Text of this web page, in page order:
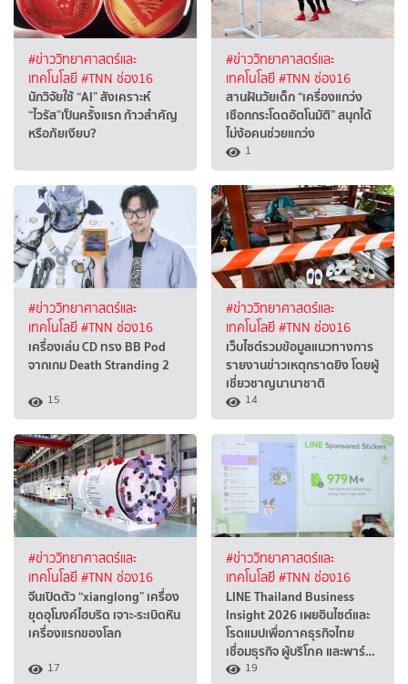
#ข่าววิทยาศาสตร์และ
เทคโนโลยี#TNN ช่อง16
นักวิจัยใช้ “AI” สังเคราะห์
“ไวรัส”เป็นครั้งแรก ก้าวสำคัญ
หรือภัยเงียบ?
#ข่าววิทยาศาสตร์และ
เทคโนโลยี#TNN ช่อง16
สานฝันวัยเด็ก “เครื่องแกว่ง
เชือกกระโดดอัตโนมัติ” สนุกได้
ไม่ง้อคนช่วยแกว่ง
1
#ข่าววิทยาศาสตร์และ
เทคโนโลยี#TNN ช่อง16
เครื่องเล่น CD ทรง BB Pod
จากเกม Death Stranding 2
15
#ข่าววิทยาศาสตร์และ
เทคโนโลยี#TNN ช่อง16
เว็บไซต์รวมข้อมูลแนวทางการ
รายงานข่าวเหตุกราดยิง โดยผู้
เชี่ยวชาญนานาชาติ
14
#ข่าววิทยาศาสตร์และ
เทคโนโลยี#TNN ช่อง16
จีนเปิดตัว “xianglong” เครื่อง
ขุดอุโมงค์ไฮบริด เจาะ-ระเบิดหิน
เครื่องแรกของโลก
17
#ข่าววิทยาศาสตร์และ
เทคโนโลยี#TNN ช่อง16
LINE Thailand Business
Insight 2026 เผยอินไซต์และ
โรดแมปเพื่อภาคธุรกิจไทย
เชื่อมธุรกิจ ผู้บริโภค และพาร์…
19